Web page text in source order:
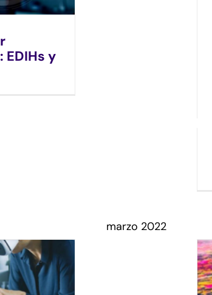
EDIHs y
marzo 2022